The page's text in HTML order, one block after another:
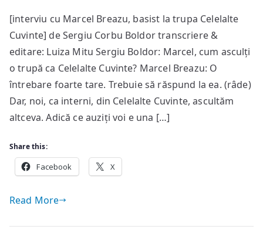
pot
să
sfătuiesc
pe
cineva
să
asculte
să
asculte
noastră
[interviu cu Marcel Breazu, basist la trupa Celelalte
Cuvinte] de Sergiu Corbu Boldor transcriere &
editare: Luiza Mitu Sergiu Boldor: Marcel, cum asculți
o trupă ca Celelalte Cuvinte? Marcel Breazu: O
întrebare foarte tare. Trebuie să răspund la ea. (râde)
Dar, noi, ca interni, din Celelalte Cuvinte, ascultăm
altceva. Adică ce auziți voi e una […]
Share this:
Facebook X
Read More